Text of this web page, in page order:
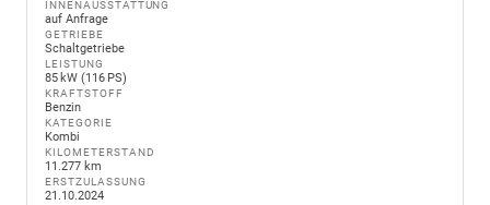
INNENAUSSTATTUNG
auf Anfrage
GETRIEBE
Schaltgetriebe
LEISTUNG
85 kW (116 PS)
KRAFTSTOFF
Benzin
KATEGORIE
Kombi
KILOMETERSTAND
11.277 km
ERSTZULASSUNG
21.10.2024